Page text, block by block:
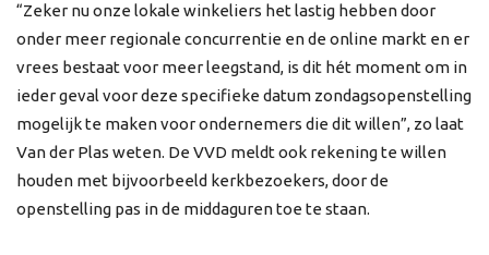
“Zeker nu onze lokale winkeliers het lastig hebben door
onder meer regionale concurrentie en de online markt en er
vrees bestaat voor meer leegstand, is dit hét moment om in
ieder geval voor deze specifieke datum zondagsopenstelling
mogelijk te maken voor ondernemers die dit willen”, zo laat
Van der Plas weten. De VVD meldt ook rekening te willen
houden met bijvoorbeeld kerkbezoekers, door de
openstelling pas in de middaguren toe te staan.